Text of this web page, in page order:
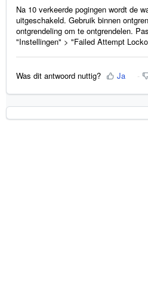
Na 10 verkeerde pogingen wordt de
uitgeschakeld. Gebruik binnen
ontgrendeling om te ontgrendelen.
"Instellingen" > "Failed Attempt
Was dit antwoord nuttig? Ja